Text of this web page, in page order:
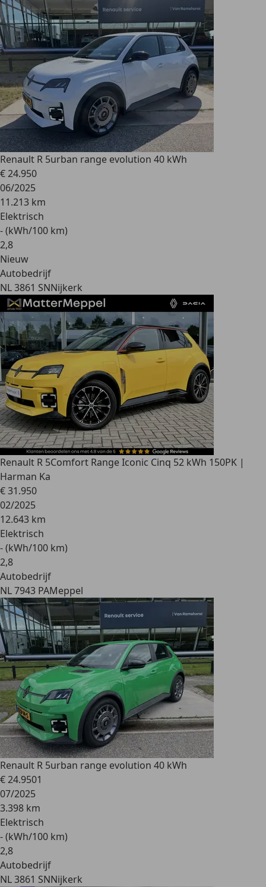
Renault R 5urban range evolution 40 kWh
€ 24.950
06/2025
11.213 km
Elektrisch
- (kWh/100 km)
2,8
Nieuw
Autobedrijf
NL 3861 SNNijkerk
Renault R 5Comfort Range Iconic Cinq 52 kWh 150PK |
Harman Ka
€ 31.950
02/2025
12.643 km
Elektrisch
- (kWh/100 km)
2,8
Autobedrijf
NL 7943 PAMeppel
Renault R 5urban range evolution 40 kWh
€ 24.9501
07/2025
3.398 km
Elektrisch
- (kWh/100 km)
2,8
Autobedrijf
NL 3861 SNNijkerk